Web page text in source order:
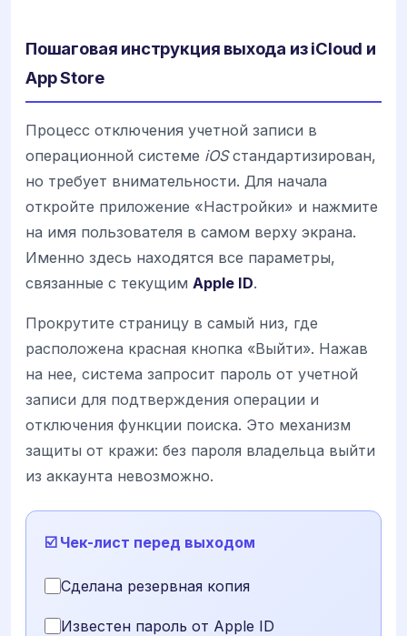
Пошаговая инструкция выхода из iCloud и
App Store
Процесс отключения учетной записи в
операционной системе iOSстандартизирован,
но требует внимательности. Для начала
откройте приложение «Настройки» и нажмите
на имя пользователя в самом верху экрана.
Именно здесь находятся все параметры,
связанные с текущим Apple ID.
Прокрутите страницу в самый низ, где
расположена красная кнопка «Выйти». Нажав
на нее, система запросит пароль от учетной
записи для подтверждения операции и
отключения функции поиска. Это механизм
защиты от кражи: без пароля владельца выйти
из аккаунта невозможно.
☑️ Чек-лист перед выходом
Сделана резервная копия
Известен пароль от Apple ID